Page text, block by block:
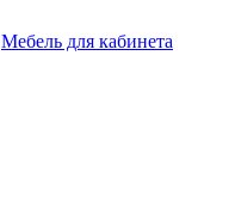
Мебель для кабинета